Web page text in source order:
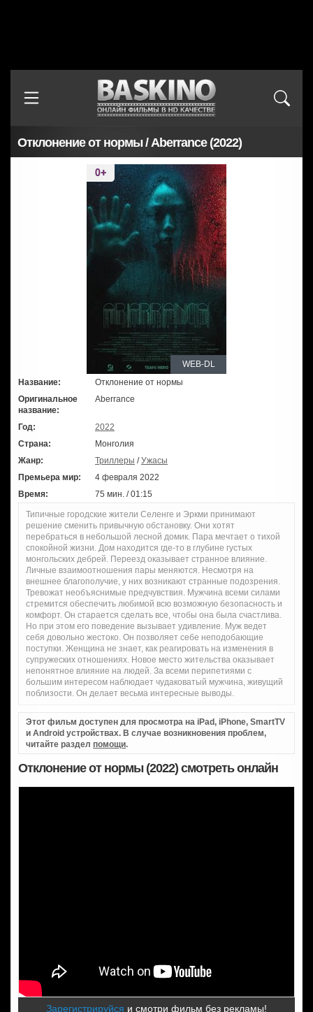
Отклонение от нормы / Aberrance (2022)
WEB-DL
Название:
Отклонение от нормы
Оригинальное
название:
Aberrance
Год:
2022
Страна:
Монголия
Жанр:
Триллеры /Ужасы
Премьера мир:
4 февраля 2022
Время:
75 мин. / 01:15
Типичные городские жители Селенге и Эркми принимают
решение сменить привычную обстановку. Они хотят
перебраться в небольшой лесной домик. Пара мечтает о тихой
спокойной жизни. Дом находится где-то в глубине густых
монгольских дебрей. Переезд оказывает странное влияние.
Личные взаимоотношения пары меняются. Несмотря на
внешнее благополучие, у них возникают странные подозрения.
Тревожат необъяснимые предчувствия. Мужчина всеми силами
стремится обеспечить любимой всю возможную безопасность и
комфорт. Он старается сделать все, чтобы она была счастлива.
Но при этом его поведение вызывает удивление. Муж ведет
себя довольно жестоко. Он позволяет себе неподобающие
поступки. Женщина не знает, как реагировать на изменения в
супружеских отношениях. Новое место жительства оказывает
непонятное влияние на людей. За всеми перипетиями с
большим интересом наблюдает чудаковатый мужчина, живущий
поблизости. Он делает весьма интересные выводы.
Этот фильм доступен для просмотра на iPad, iPhone, SmartTV
и Android устройствах. В случае возникновения проблем,
читайте раздел помощи.
Отклонение от нормы (2022) смотреть онлайн
Зарегистрируйся и смотри фильм без рекламы!